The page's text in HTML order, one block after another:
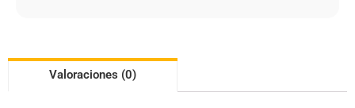
Valoraciones (0)